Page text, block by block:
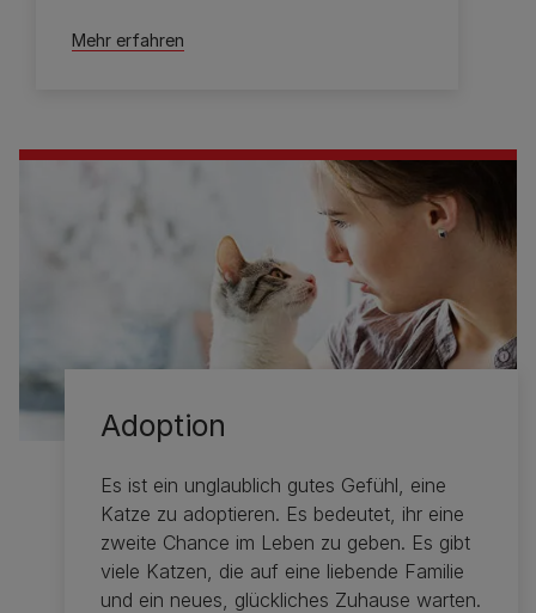
Mehr erfahren
Adoption
Es ist ein unglaublich gutes Gefühl, eine
Katze zu adoptieren. Es bedeutet, ihr eine
zweite Chance im Leben zu geben. Es gibt
viele Katzen, die auf eine liebende Familie
und ein neues, glückliches Zuhause warten.